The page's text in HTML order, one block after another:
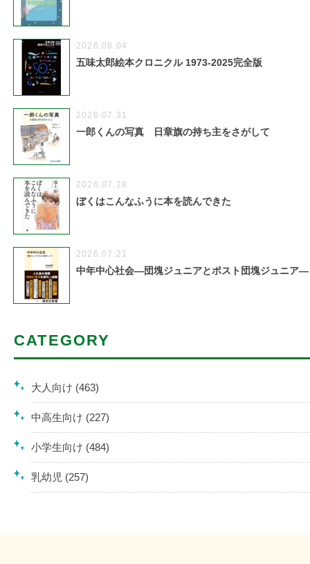
2026.08.04
五味太郎絵本クロニクル 1973-2025完全版
2026.07.31
一郎くんの写真 日章旗の持ち主をさがして
2026.07.28
ぼくはこんなふうに本を読んできた
2026.07.21
中年中心社会―団塊ジュニアとポスト団塊ジュニア―
CATEGORY
大人向け (463)
中高生向け (227)
小学生向け (484)
乳幼児 (257)